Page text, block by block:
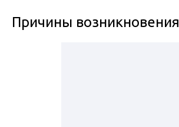
Причины возникновения